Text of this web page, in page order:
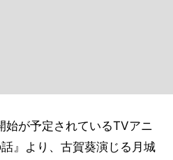
始が予定されているTVアニ
』より、古賀葵演じる月城